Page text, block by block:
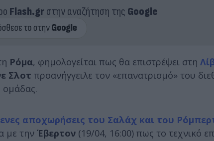
Flash.grστην αναζήτηση της Google
Ρόμα, φημολογείται πως θα επιστρέψει στη
Σλοτ προανήγγειλε τον «επανατρισμό» του
ομάδας.
αποχωρήσεις του Σαλάχ και του
με την Έβερτον (19/04, 16:00) πως το τεχνικό